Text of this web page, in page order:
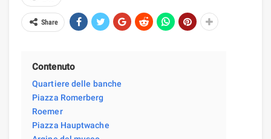
Share
Contenuto
Quartiere delle banche
Piazza Romerberg
Roemer
Piazza Hauptwache